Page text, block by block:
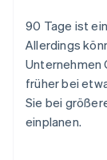
90 Tage ist
Allerdings
Unternehmen
früher bei
Sie bei
einplanen.